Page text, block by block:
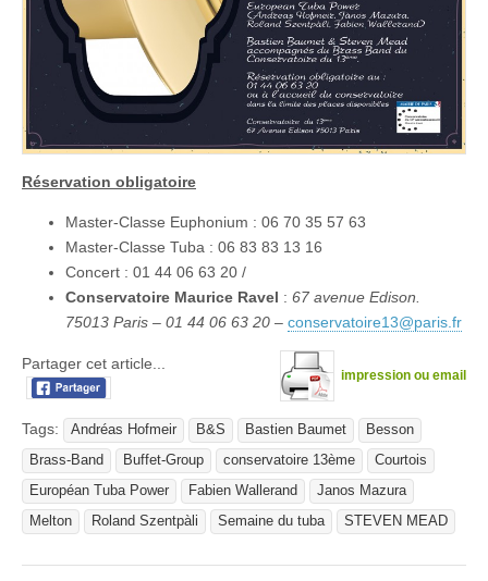
Réservation obligatoire
Master-Classe Euphonium : 06 70 35 57 63
Master-Classe Tuba : 06 83 83 13 16
Concert : 01 44 06 63 20 /
Conservatoire Maurice Ravel : 67 avenue Edison.
75013 Paris – 01 44 06 63 20 – conservatoire13@paris.fr
impression ou email
Partager cet article...
Tags: Andréas Hofmeir B&S Bastien Baumet
Besson
Brass-Band
Buffet-Group conservatoire 13ème
Courtois
Européan Tuba Power
Fabien Wallerand
Janos Mazura
Melton
Roland Szentpàli Semaine du tuba STEVEN MEAD